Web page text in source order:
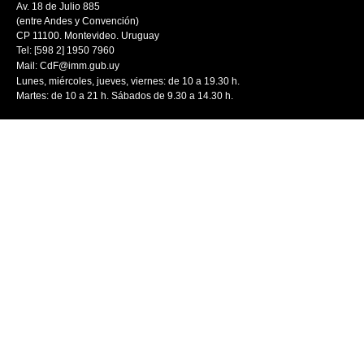
Av. 18 de Julio 885
(entre Andes y Convención)
CP 11100. Montevideo. Uruguay
Tel: [598 2] 1950 7960
Mail: CdF@imm.gub.uy
Lunes, miércoles, jueves, viernes: de 10 a 19.30 h.
Martes: de 10 a 21 h. Sábados de 9.30 a 14.30 h.